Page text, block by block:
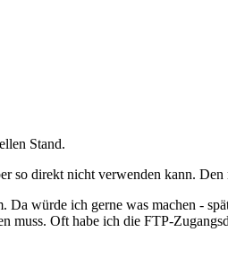
Stand.
direkt nicht verwenden kann.
würde ich gerne was machen -
muss. Oft habe ich die FTP-